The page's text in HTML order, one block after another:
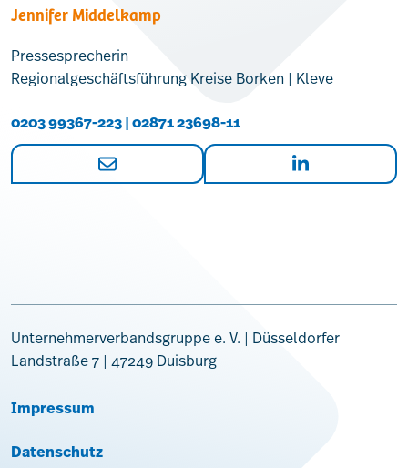
Jennifer Middelkamp
Pressesprecherin
Regionalgeschäftsführung Kreise Borken | Kleve
0203 99367-223 | 02871 23698-11
Unternehmerverbandsgruppe e. V. | Düsseldorfer
Landstraße 7 | 47249 Duisburg
Impressum
Datenschutz